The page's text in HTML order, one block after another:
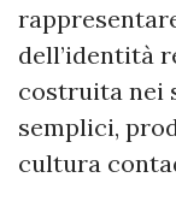
dell’identità
costruita nei
semplici,
cultura